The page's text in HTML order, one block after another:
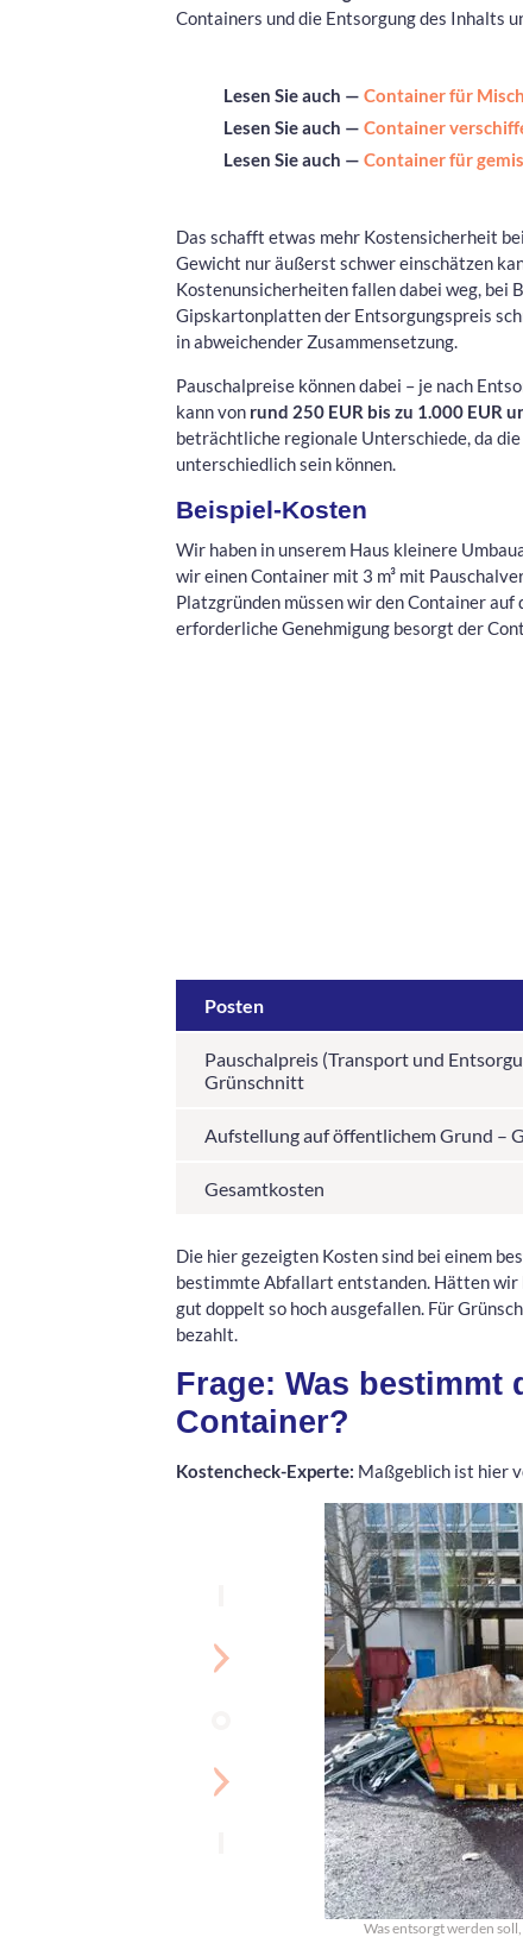
Containers und die Entsorgung des Inhalts
Lesen Sie auch — Container für
Lesen Sie auch — Container
Lesen Sie auch — Container für
Das schafft etwas mehr Kostensicherheit
Gewicht nur äußerst schwer einschätzen
Kostenunsicherheiten fallen dabei weg, bei
Gipskartonplatten der Entsorgungspreis
in abweichender Zusammensetzung.
Pauschalpreise können dabei – je nach
kann von rund 250 EUR bis zu 1.000 EUR
beträchtliche regionale Unterschiede, da
unterschiedlich sein können.
Beispiel-Kosten
Wir haben in unserem Haus kleinere
wir einen Container mit 3 m³ mit
Platzgründen müssen wir den Container
erforderliche Genehmigung besorgt der
Posten
Pauschalpreis (Transport und
Grünschnitt
Aufstellung auf öffentlichem Grund –
Gesamtkosten
Die hier gezeigten Kosten sind bei einem
bestimmte Abfallart entstanden. Hätten wir
gut doppelt so hoch ausgefallen. Für
bezahlt.
Frage: Was bestimmt
Container?
Kostencheck-Experte: Maßgeblich ist hier
Was entsorgt werden